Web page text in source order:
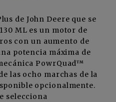
de John Deere que se
ML es un motor de
con un aumento de
potencia máxima de
PowrQuad™
las ocho marchas de la
opcionalmente.
selecciona